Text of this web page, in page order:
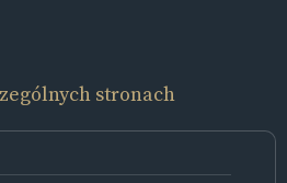
stronach